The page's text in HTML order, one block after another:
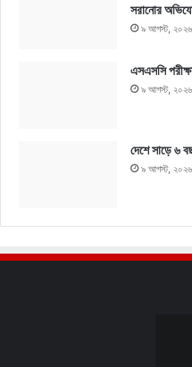
সরানোর
৯ আগস্ট, ২০২৬
এসএসসি
৯ আগস্ট, ২০২৬
দেশে সাড়ে ৬
৯ আগস্ট, ২০২৬